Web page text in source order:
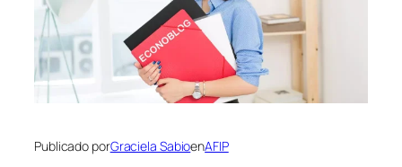
Publicado porGraciela SabioenAFIP